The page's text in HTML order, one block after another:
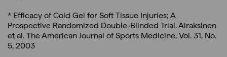
* Efficacy of Cold Gel for Soft Tissue Injuries; A
Prospective Randomized Double-Blinded Trial. Airaksinen
et al. The American Journal of Sports Medicine, Vol. 31, No.
5, 2003